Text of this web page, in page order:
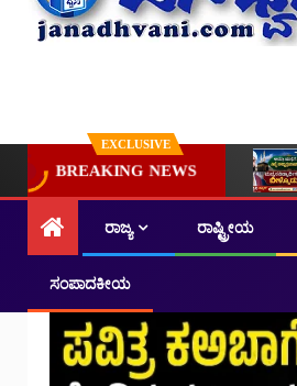
EXCLUSIVE
BREAKING NEWS
ರಾಜ್ಯ ರಾಷ್ಟ್ರೀಯ
ಸಂಪಾದಕೀಯ